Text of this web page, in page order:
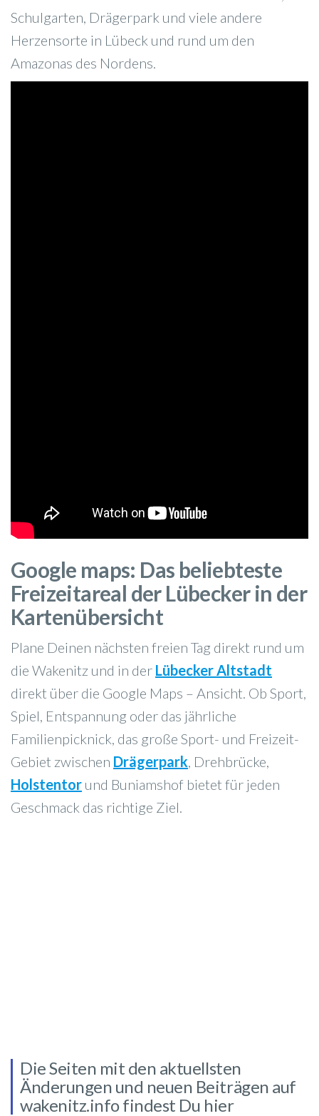
Schulgarten, Drägerpark und viele andere
Herzensorte in Lübeck und rund um den
Amazonas des Nordens.
Google maps: Das beliebteste
Freizeitareal der Lübecker in der
Kartenübersicht
Plane Deinen nächsten freien Tag direkt rund um
die Wakenitz und in der Lübecker Altstadt
direkt über die Google Maps – Ansicht. Ob Sport,
Spiel, Entspannung oder das jährliche
Familienpicknick, das große Sport- und Freizeit-
Gebiet zwischen Drägerpark, Drehbrücke,
Holstentor und Buniamshof bietet für jeden
Geschmack das richtige Ziel.
Die Seiten mit den aktuellsten
Änderungen und neuen Beiträgen auf
wakenitz.info findest Du hier